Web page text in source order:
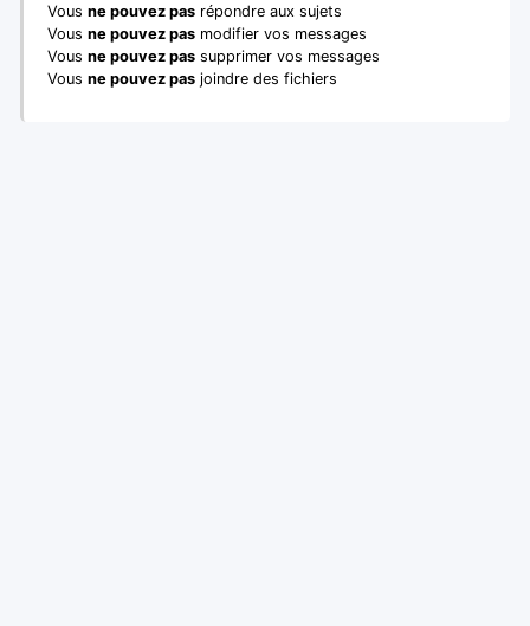
Vous ne pouvez pas répondre aux sujets
Vous ne pouvez pas modifier vos messages
Vous ne pouvez pas supprimer vos messages
Vous ne pouvez pas joindre des fichiers